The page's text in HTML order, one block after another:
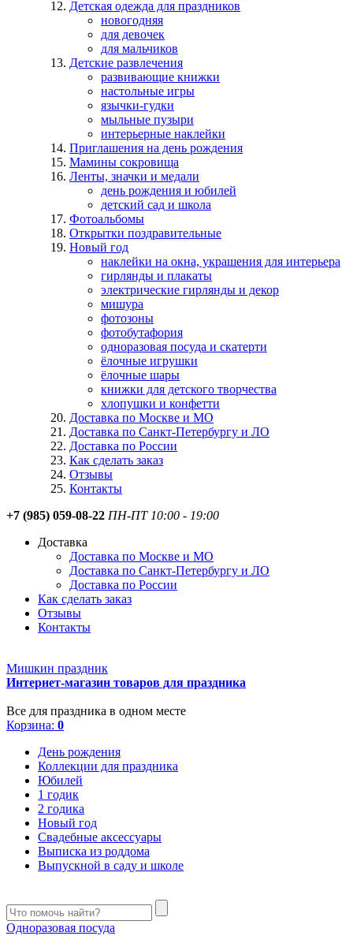
Детская одежда для праздников
новогодняя
для девочек
для мальчиков
Детские развлечения
развивающие книжки
настольные игры
язычки-гудки
мыльные пузыри
интерьерные наклейки
Приглашения на день рождения
Мамины сокровища
Ленты, значки и медали
день рождения и юбилей
детский сад и школа
Фотоальбомы
Открытки поздравительные
Новый год
наклейки на окна, украшения для интерьера
гирлянды и плакаты
электрические гирлянды и декор
мишура
фотозоны
фотобутафория
одноразовая посуда и скатерти
ёлочные игрушки
ёлочные шары
книжки для детского творчества
хлопушки и конфетти
Доставка по Москве и МО
Доставка по Санкт-Петербургу и ЛО
Доставка по России
Как сделать заказ
Отзывы
Контакты
+7 (985) 059-08-22 ПН-ПТ 10:00 - 19:00
Доставка
Доставка по Москве и МО
Доставка по Санкт-Петербургу и ЛО
Доставка по России
Как сделать заказ
Отзывы
Контакты
Мишкин праздник
Интернет-магазин товаров для праздника
Все для праздника в одном месте
Корзина: 0
День рождения
Коллекции для праздника
Юбилей
1 годик
2 годика
Новый год
Свадебные аксессуары
Выписка из роддома
Выпускной в саду и школе
Одноразовая посуда